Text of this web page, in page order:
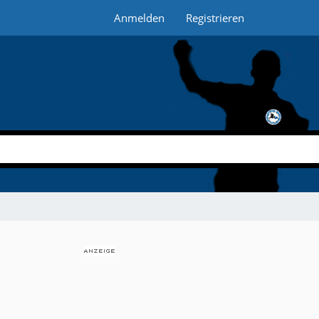
Anmelden Registrieren